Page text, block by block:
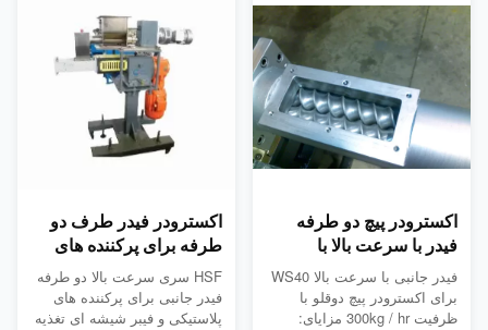
سرعت بالا، سرعت حد...
کند. چرخ دنده بالا ...
اکسترودر پیچ دو طرفه
فیدر با سرعت بالا با
ظرفیت 300 کیلوگرم /
ساعت
فیدر جانبی با سرعت بالا WS40
برای اکسترودر پیچ دوقلو با
ظرفیت 300kg / hr مزایای:
اکسترودر فیدر طرف دو
طرفه برای پرکننده های
پلاستیکی و فیدر شیشه ای
HSF سری سرعت بالا دو طرفه
فیدر جانبی برای پرکننده های
پلاستیکی و فیبر شیشه ای تغذیه